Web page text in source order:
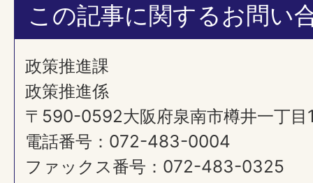
この記事に関するお問い
政策推進課
政策推進係
〒590-0592大阪府泉南市樽井一丁目
電話番号：072-483-0004
ファックス番号：072-483-0325